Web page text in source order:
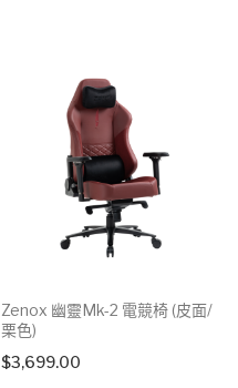
Zenox 幽靈Mk-2 電競椅 (皮面/
栗色)
$3,699.00